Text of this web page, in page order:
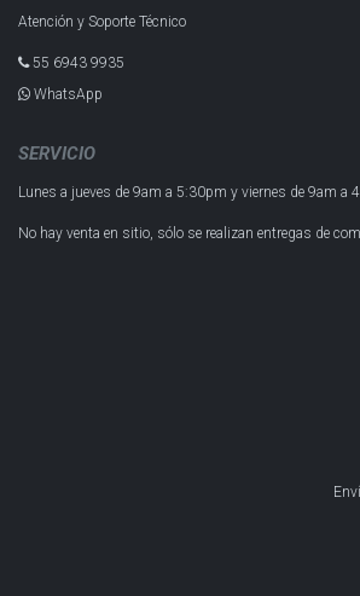
Atención y Soporte Técnico
55 6943 993​5
WhatsApp
SERVICIO
Lunes a jueves de 9am a 5:30pm y viernes de 9am a
No hay venta en sitio, sólo se realizan entregas de